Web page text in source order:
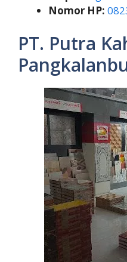
Nomor HP:
PT. Putra